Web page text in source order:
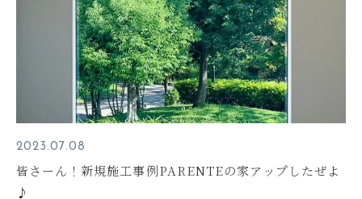
2023.07.08
皆さーん！新規施工事例PARENTEの家アップしたぜよ
♪